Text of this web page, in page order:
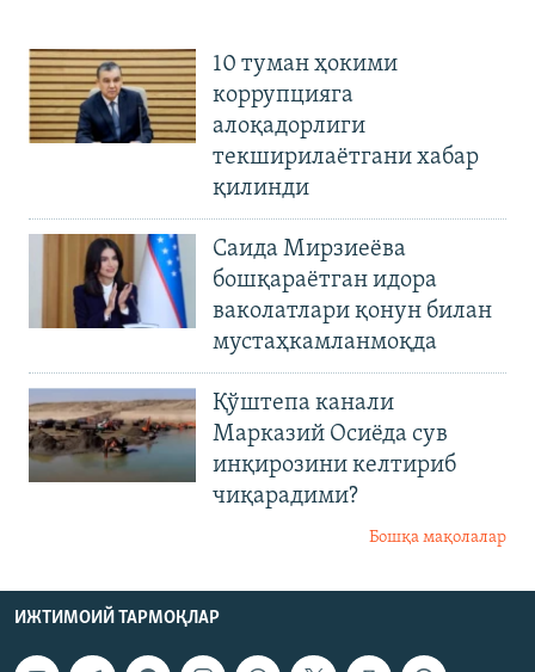
10 туман ҳокими
коррупцияга
алоқадорлиги
текширилаётгани хабар
қилинди
Саида Мирзиеёва
бошқараётган идора
ваколатлари қонун билан
мустаҳкамланмоқда
Қўштепа канали
Марказий Осиёда сув
инқирозини келтириб
чиқарадими?
Бошқа мақолалар
ИЖТИМОИЙ ТАРМОҚЛАР